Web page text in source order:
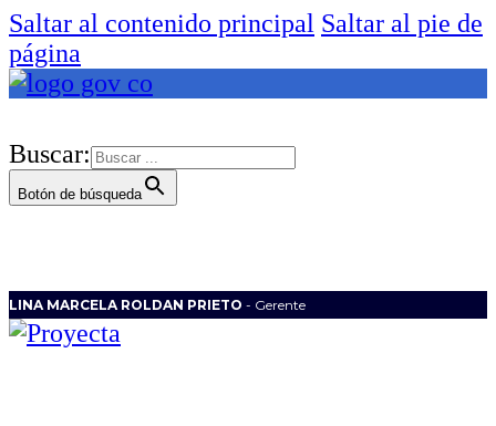
Saltar al contenido principal Saltar al pie de
página
Buscar:
Botón de búsqueda
LINA MARCELA ROLDAN PRIETO - Gerente